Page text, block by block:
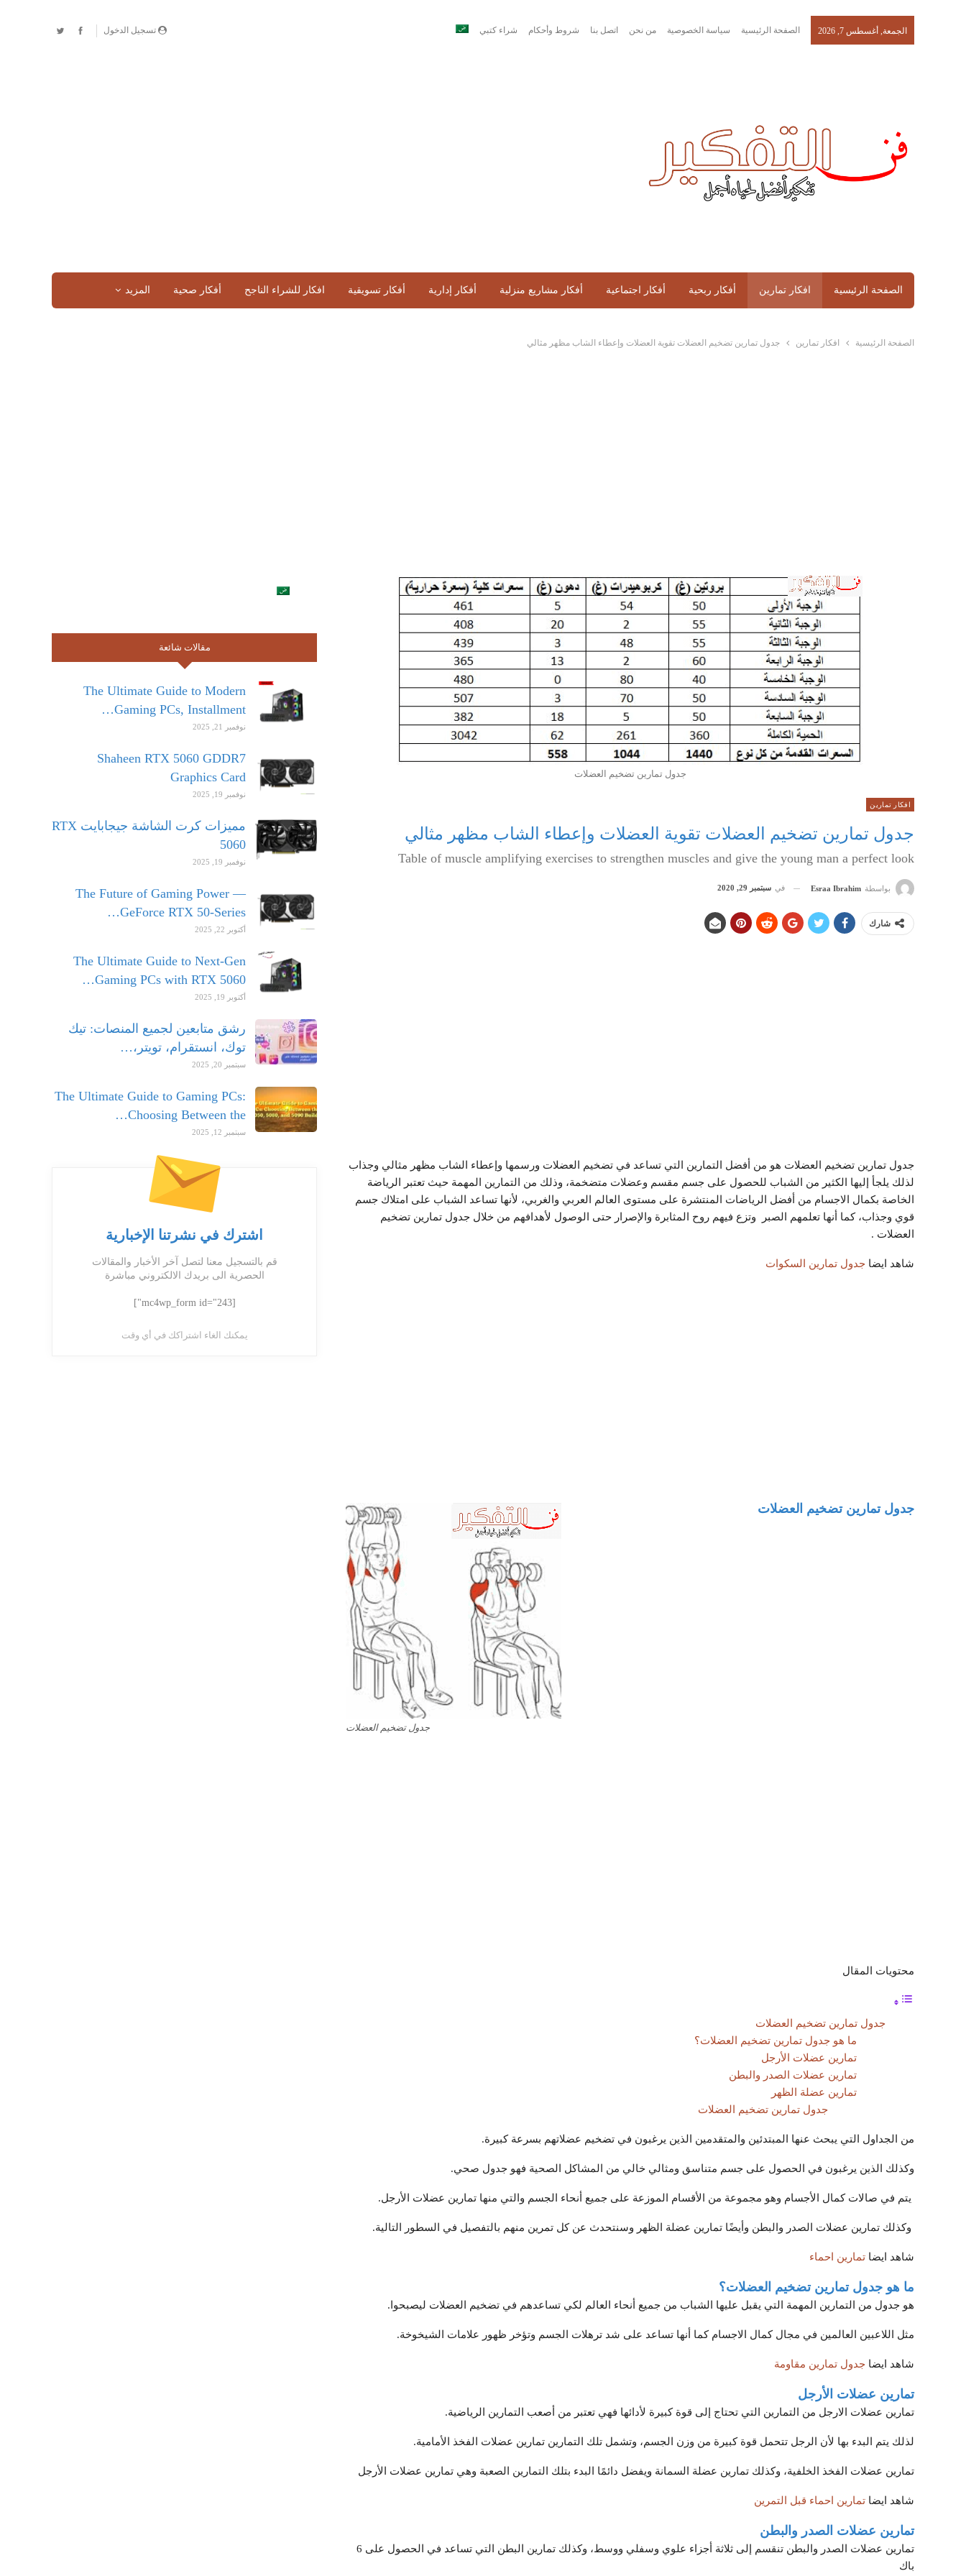
تسجيل الدخول الجمعة, أغسطس 7, 2026 الصفحة الرئيسية سياسة الخصوصية من نحن اتصل بنا شروط وأحكام شراء كتبي
الصفحة الرئيسية افكار تمارين أفكار ربحية أفكار اجتماعية أفكار مشاريع منزلية أفكار إدارية أفكار تسويقية افكار للشراء الناجح أفكار صحية المزيد
الصفحة الرئيسية افكار تمارين جدول تمارين تضخيم العضلات تقوية العضلات وإعطاء الشاب مظهر مثالي
جدول تمارين تضخيم العضلات
افكار تمارين
جدول تمارين تضخيم العضلات تقوية العضلات وإعطاء الشاب مظهر مثالي
Table of muscle amplifying exercises to strengthen muscles and give the young man a perfect look
بواسطة Esraa Ibrahim في سبتمبر 29, 2020
شارك
جدول تمارين تضخيم العضلات هو من أفضل التمارين التي تساعد في تضخيم العضلات ورسمها وإعطاء الشاب مظهر مثالي وجذاب
لذلك يلجأ إليها الكثير من الشباب للحصول على جسم مقسم وعضلات متضخمة، وذلك من التمارين المهمة حيث تعتبر الرياضة
الخاصة بكمال الاجسام من أفضل الرياضات المنتشرة على مستوى العالم العربي والغربي، لأنها تساعد الشباب على امتلاك جسم
قوي وجذاب، كما أنها تعلمهم الصبر وتزع فيهم روح المثابرة والإصرار حتى الوصول لأهدافهم من خلال جدول تمارين تضخيم
العضلات .
شاهد ايضا جدول تمارين السكوات
جدول تضخيم العضلات
جدول تمارين تضخيم العضلات
محتويات المقال
جدول تمارين تضخيم العضلات
ما هو جدول تمارين تضخيم العضلات؟
تمارين عضلات الأرجل
تمارين عضلات الصدر والبطن
تمارين عضلة الظهر
جدول تمارين تضخيم العضلات
من الجداول التي يبحث عنها المبتدئين والمتقدمين الذين يرغبون في تضخيم عضلاتهم بسرعة كبيرة.
وكذلك الذين يرغبون في الحصول على جسم متناسق ومثالي خالي من المشاكل الصحية فهو جدول صحي.
يتم في صالات كمال الأجسام وهو مجموعة من الأقسام الموزعة على جميع أنحاء الجسم والتي منها تمارين عضلات الأرجل.
وكذلك تمارين عضلات الصدر والبطن وأيضًا تمارين عضلة الظهر وسنتحدث عن كل تمرين منهم بالتفصيل في السطور التالية.
شاهد ايضا تمارين احماء
ما هو جدول تمارين تضخيم العضلات؟
هو جدول من التمارين المهمة التي يقبل عليها الشباب من جميع أنحاء العالم لكي تساعدهم في تضخيم العضلات ليصبحوا.
مثل اللاعبين العالمين في مجال كمال الاجسام كما أنها تساعد على شد ترهلات الجسم وتؤخر ظهور علامات الشيخوخة.
شاهد ايضا جدول تمارين مقاومة
تمارين عضلات الأرجل
تمارين عضلات الارجل من التمارين التي تحتاج إلى قوة كبيرة لأدائها فهي تعتبر من أصعب التمارين الرياضية.
لذلك يتم البدء بها لأن الرجل تتحمل قوة كبيرة من وزن الجسم، وتشمل تلك التمارين تمارين عضلات الفخذ الأمامية.
تمارين عضلات الفخذ الخلفية، وكذلك تمارين عضلة السمانة ويفضل دائمًا البدء بتلك التمارين الصعبة وهي تمارين عضلات الأرجل
شاهد ايضا تمارين احماء قبل التمرين
تمارين عضلات الصدر والبطن
تمارين عضلات الصدر والبطن تنقسم إلى ثلاثة أجزاء علوي وسفلي ووسط، وكذلك تمارين البطن التي تساعد في الحصول على 6
باك
مقالات شائعة
The Ultimate Guide to Modern
Gaming PCs, Installment…
نوفمبر 21, 2025
Shaheen RTX 5060 GDDR7
Graphics Card
نوفمبر 19, 2025
مميزات كرت الشاشة جيجابايت RTX
5060
نوفمبر 19, 2025
The Future of Gaming Power —
GeForce RTX 50-Series…
أكتوبر 22, 2025
The Ultimate Guide to Next-Gen
Gaming PCs with RTX 5060…
أكتوبر 19, 2025
رشق متابعين لجميع المنصات: تيك
توك، انستقرام، تويتر،…
سبتمبر 20, 2025
The Ultimate Guide to Gaming PCs:
Choosing Between the…
سبتمبر 12, 2025
اشترك في نشرتنا الإخبارية
قم بالتسجيل معنا لتصل آخر الأخبار والمقالات
الحصرية الى بريدك الالكتروني مباشرة
[mc4wp_form id="243"]
يمكنك الغاء اشتراكك في أي وقت